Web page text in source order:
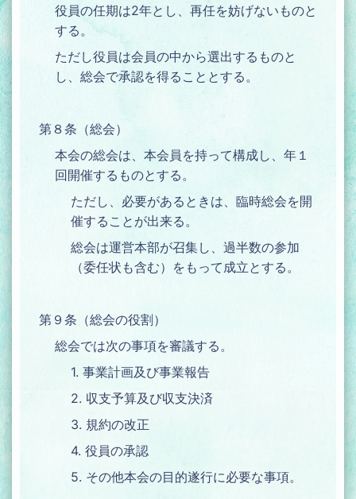
役員の任期は2年とし、再任を妨げないものと
する。
ただし役員は会員の中から選出するものと
し、総会で承認を得ることとする。
第８条（総会）
本会の総会は、本会員を持って構成し、年１
回開催するものとする。
ただし、必要があるときは、臨時総会を開
催することが出来る。
総会は運営本部が召集し、過半数の参加
（委任状も含む）をもって成立とする。
第９条（総会の役割）
総会では次の事項を審議する。
1. 事業計画及び事業報告
2. 収支予算及び収支決済
3. 規約の改正
4. 役員の承認
5. その他本会の目的遂行に必要な事項。